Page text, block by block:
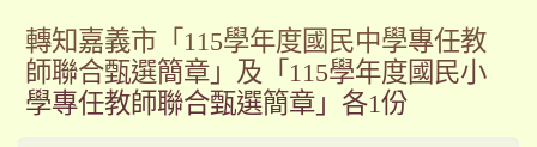
轉知嘉義市「115學年度國民中學專任教
師聯合甄選簡章」及「115學年度國民小
學專任教師聯合甄選簡章」各1份